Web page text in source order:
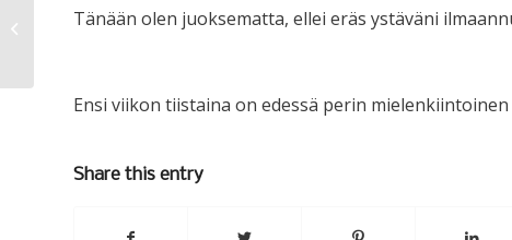
Tänään olen juoksematta, ellei eräs ystäväni
Ensi viikon tiistaina on edessä perin
Share this entry
Vaatteet & aatteet